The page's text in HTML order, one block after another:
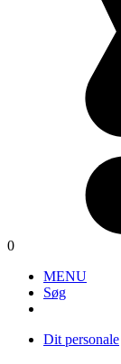
0
MENU
Søg
Dit personale